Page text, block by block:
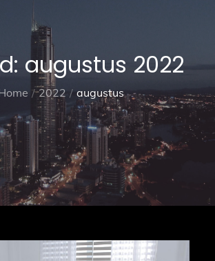
augustus 2022
2022 augustus